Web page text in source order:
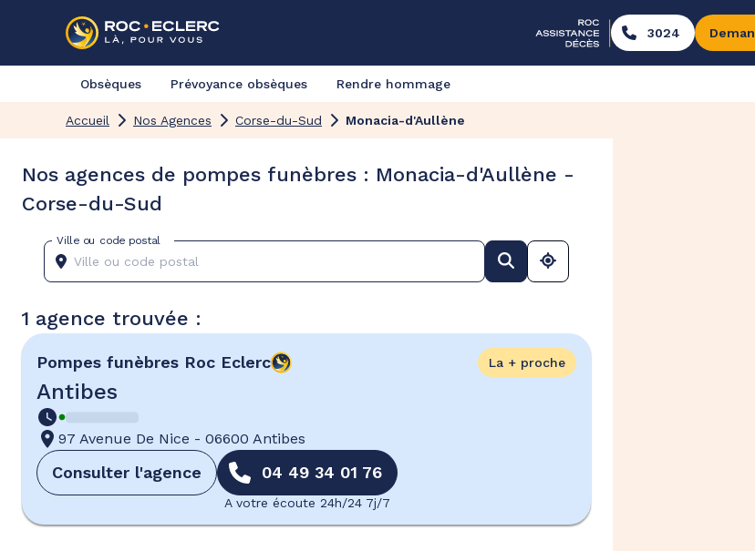
3024
Obsèques Prévoyance obsèques Rendre hommage
Accueil Nos Agences Corse-du-Sud Monacia-d'Aullène
Nos agences de pompes funèbres : Monacia-d'Aullène -
Corse-du-Sud
Ville ou code postal
1 agence trouvée :
Pompes funèbres Roc Eclerc
Antibes
La + proche
97 Avenue De Nice - 06600 Antibes
Consulter l'agence 04 49 34 01 76
A votre écoute 24h/24 7j/7